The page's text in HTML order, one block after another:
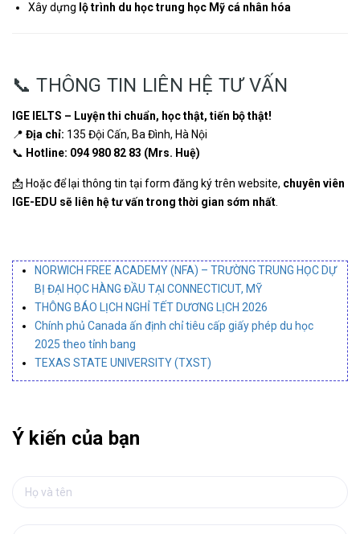
Xây dựng lộ trình du học trung học Mỹ cá nhân hóa
📞 THÔNG TIN LIÊN HỆ TƯ VẤN
IGE IELTS – Luyện thi chuẩn, học thật, tiến bộ thật!
📍 Địa chỉ: 135 Đội Cấn, Ba Đình, Hà Nội
📞 Hotline: 094 980 82 83 (Mrs. Huệ)
📩 Hoặc để lại thông tin tại form đăng ký trên website, chuyên viên
IGE-EDU sẽ liên hệ tư vấn trong thời gian sớm nhất
NORWICH FREE ACADEMY (NFA) – TRƯỜNG TRUNG HỌC DỰ
BỊ ĐẠI HỌC HÀNG ĐẦU TẠI CONNECTICUT, MỸ
THÔNG BÁO LỊCH NGHỈ TẾT DƯƠNG LỊCH 2026
Chính phủ Canada ấn định chỉ tiêu cấp giấy phép du học
2025 theo tỉnh bang
TEXAS STATE UNIVERSITY (TXST)
Ý kiến của bạn